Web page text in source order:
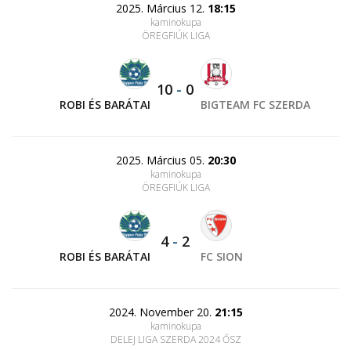
2025. Március 12. 18:15
kaminokupa
ÖREGFIÚK LIGA
ROBI ÉS BARÁTAI
10 - 0
BIGTEAM FC SZERDA
2025. Március 05. 20:30
kaminokupa
ÖREGFIÚK LIGA
ROBI ÉS BARÁTAI
4- 2
FC SION
2024. November 20. 21:15
kaminokupa
DELEJ LIGA SZERDA 2024 ŐSZ